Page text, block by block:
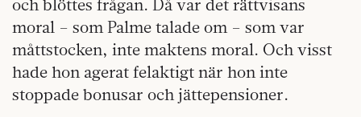
och blöttes frågan. Då var det rättvisans
moral – som Palme talade om – som var
måttstocken, inte maktens moral. Och visst
hade hon agerat felaktigt när hon inte
stoppade bonusar och jättepensioner.